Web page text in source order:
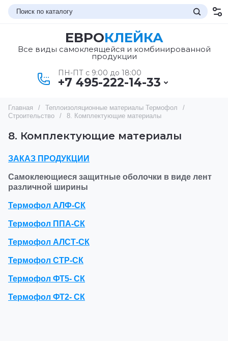
ЕВРОКЛЕЙКА
Все виды самоклеящейся и комбинированной
продукции
ПН-ПТ с 9:00 до 18:00
+7 495-222-14-33
Главная / Теплоизоляционные материалы Термофол
/
Строительство
/ 8. Комплектующие материалы
8. Комплектующие материалы
ЗАКАЗ ПРОДУКЦИИ
Самоклеющиеся защитные оболочки в виде лент
различной ширины
Термофол АЛФ-СК
Термофол ППА-СК
Термофол АЛСТ-СК
Термофол СТР-СК
Термофол ФТ5- СК
Термофол ФТ2- СК